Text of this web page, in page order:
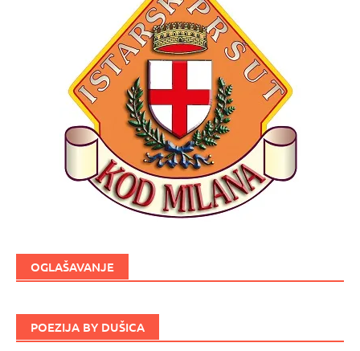
OGLAŠAVANJE
POEZIJA BY DUŠICA